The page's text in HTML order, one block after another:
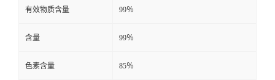
有效物质含量 99％
含量 99％
色素含量 85％